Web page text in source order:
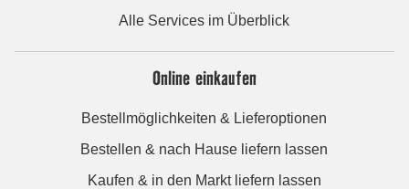
Alle Services im Überblick
Online einkaufen
Bestellmöglichkeiten & Lieferoptionen
Bestellen & nach Hause liefern lassen
Kaufen & in den Markt liefern lassen